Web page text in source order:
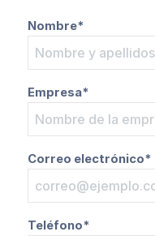
Nombre*
Empresa*
Correo electrónico*
Teléfono*